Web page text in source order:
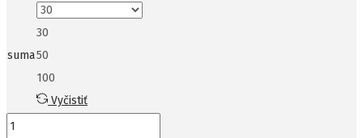
suma
30
50
100
Vyčistiť
množstvo